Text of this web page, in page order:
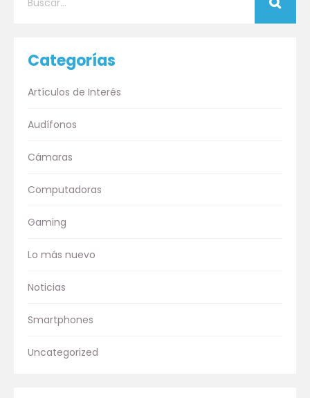
Categorías
Artículos de Interés
Audífonos
Cámaras
Computadoras
Gaming
Lo más nuevo
Noticias
Smartphones
Uncategorized